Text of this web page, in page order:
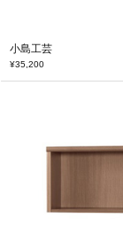
小島工芸
¥35,200